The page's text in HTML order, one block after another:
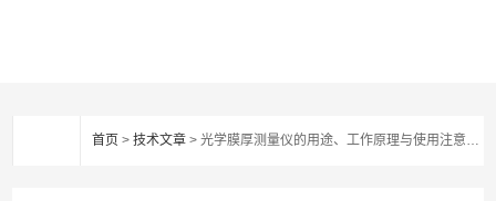
首页 >技术文章 > 光学膜厚测量仪的用途、工作原理与使用注意事项